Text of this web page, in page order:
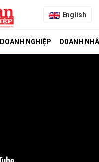
English
DOANH NGHIỆP DOANH